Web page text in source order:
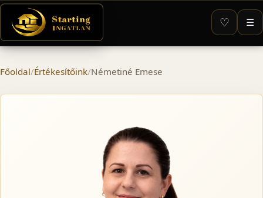
♡ ☰
Főoldal/Értékesítőink/Németiné Emese